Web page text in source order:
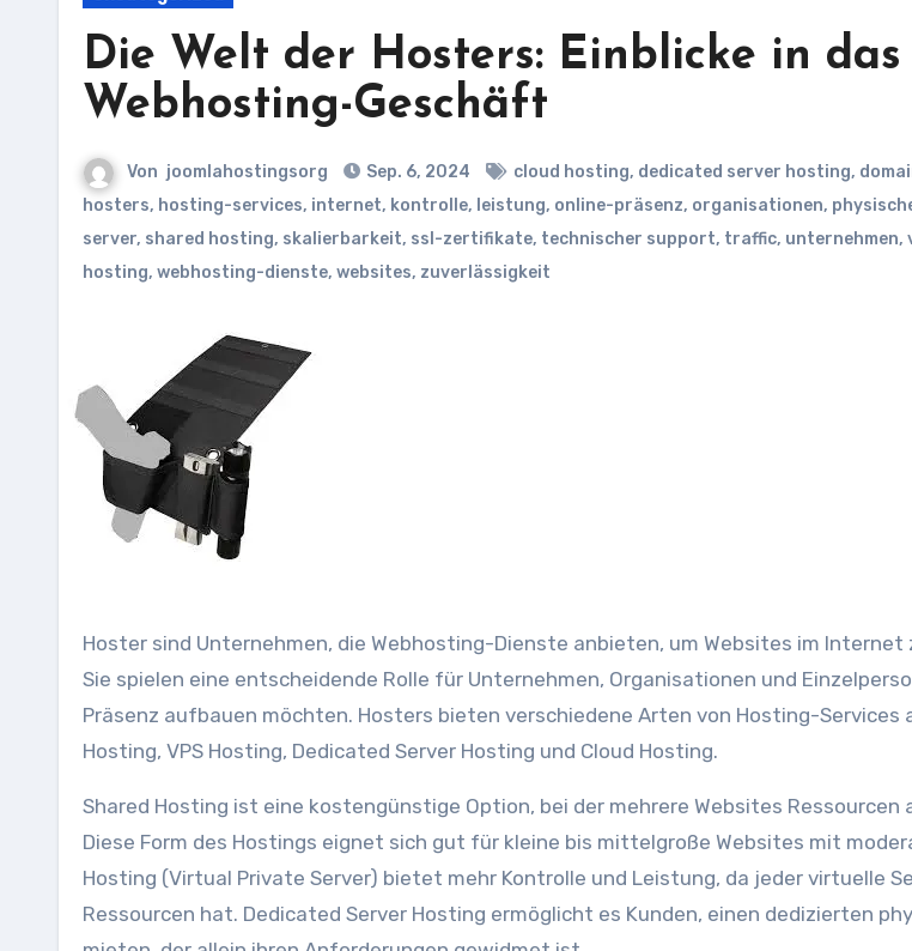
Die Welt der Hosters: Einblicke in das
Webhosting-Geschäft
Von joomlahostingsorg Sep. 6, 2024 cloud hosting, dedicated server hosting,
hosters, hosting-services, internet, kontrolle, leistung, online-präsenz, organisationen,
server, shared hosting, skalierbarkeit, ssl-zertifikate, technischer support, traffic, unternehmen,
hosting, webhosting-dienste, websites, zuverlässigkeit
Hoster sind Unternehmen, die Webhosting-Dienste anbieten, um Websites im Internet
Sie spielen eine entscheidende Rolle für Unternehmen, Organisationen und
Präsenz aufbauen möchten. Hosters bieten verschiedene Arten von Hosting-Services
Hosting, VPS Hosting, Dedicated Server Hosting und Cloud Hosting.
Shared Hosting ist eine kostengünstige Option, bei der mehrere Websites Ressourcen
Diese Form des Hostings eignet sich gut für kleine bis mittelgroße Websites mit
Hosting (Virtual Private Server) bietet mehr Kontrolle und Leistung, da jeder virtuelle
Ressourcen hat. Dedicated Server Hosting ermöglicht es Kunden, einen dedizierten